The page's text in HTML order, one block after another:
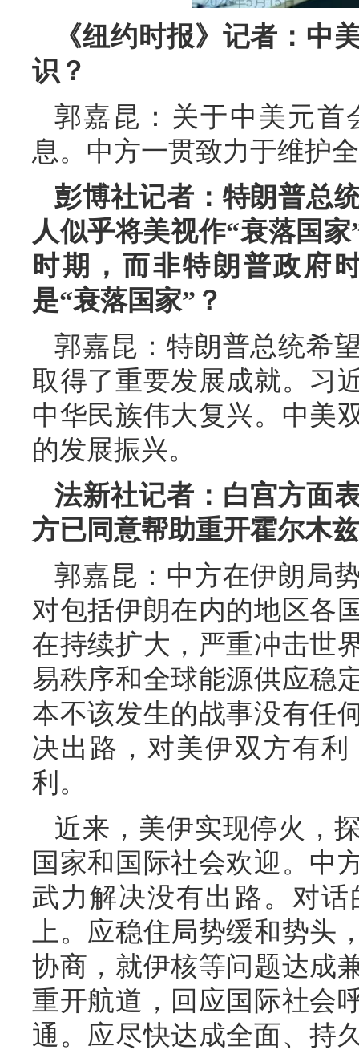
《纽约时报》记者：中
识？
郭嘉昆：关于中美元首
息。中方一贯致力于维护
彭博社记者：特朗普总
人似乎将美视作“衰落国
时期，而非特朗普政府
是“衰落国家”？
郭嘉昆：特朗普总统希
取得了重要发展成就。习
中华民族伟大复兴。中美
的发展振兴。
法新社记者：白宫方面
方已同意帮助重开霍尔木
郭嘉昆：中方在伊朗局
对包括伊朗在内的地区各
在持续扩大，严重冲击世
易秩序和全球能源供应稳
本不该发生的战事没有任
决出路，对美伊双方有
利。
近来，美伊实现停火，
国家和国际社会欢迎。中
武力解决没有出路。对
上。应稳住局势缓和势头
协商，就伊核等问题达成
重开航道，回应国际社会
通。应尽快达成全面、持